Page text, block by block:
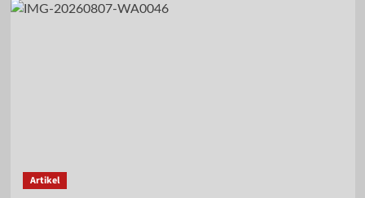
Artikel